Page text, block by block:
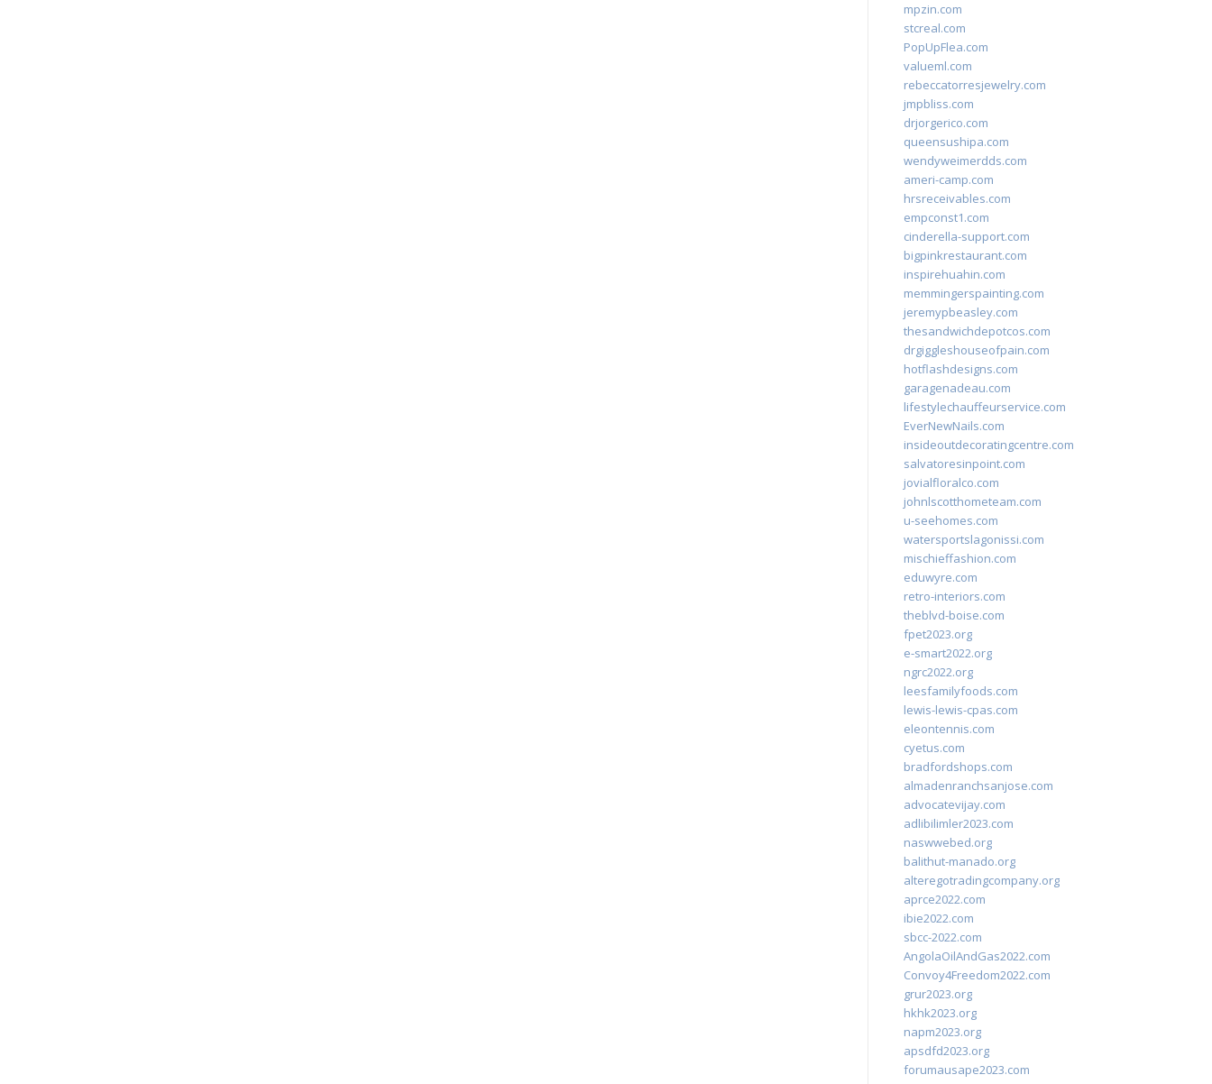
mpzin.com
stcreal.com
PopUpFlea.com
valueml.com
rebeccatorresjewelry.com
jmpbliss.com
drjorgerico.com
queensushipa.com
wendyweimerdds.com
ameri-camp.com
hrsreceivables.com
empconst1.com
cinderella-support.com
bigpinkrestaurant.com
inspirehuahin.com
memmingerspainting.com
jeremypbeasley.com
thesandwichdepotcos.com
drgiggleshouseofpain.com
hotflashdesigns.com
garagenadeau.com
lifestylechauffeurservice.com
EverNewNails.com
insideoutdecoratingcentre.com
salvatoresinpoint.com
jovialfloralco.com
johnlscotthometeam.com
u-seehomes.com
watersportslagonissi.com
mischieffashion.com
eduwyre.com
retro-interiors.com
theblvd-boise.com
fpet2023.org
e-smart2022.org
ngrc2022.org
leesfamilyfoods.com
lewis-lewis-cpas.com
eleontennis.com
cyetus.com
bradfordshops.com
almadenranchsanjose.com
advocatevijay.com
adlibilimler2023.com
naswwebed.org
balithut-manado.org
alteregotradingcompany.org
aprce2022.com
ibie2022.com
sbcc-2022.com
AngolaOilAndGas2022.com
Convoy4Freedom2022.com
grur2023.org
hkhk2023.org
napm2023.org
apsdfd2023.org
forumausape2023.com